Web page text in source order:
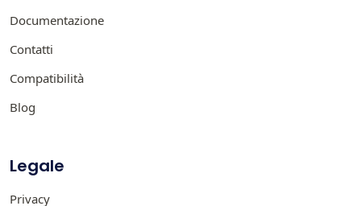
Documentazione
Contatti
Compatibilità
Blog
Legale
Privacy